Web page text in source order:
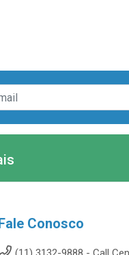
Conosco